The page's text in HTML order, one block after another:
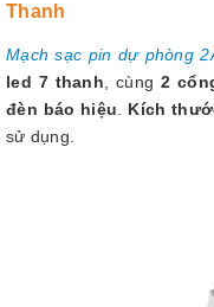
Thanh
Mạch sạc pin dự phòng
led 7 thanh, cùng 2
đèn báo hiệu. Kích
sử dụng.